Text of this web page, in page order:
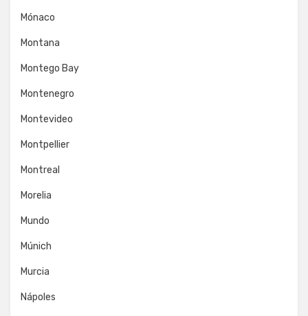
Mónaco
Montana
Montego Bay
Montenegro
Montevideo
Montpellier
Montreal
Morelia
Mundo
Múnich
Murcia
Nápoles